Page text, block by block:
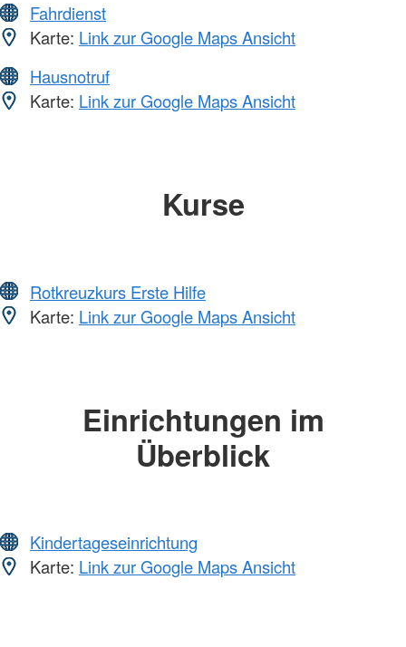
Fahrdienst
Karte: Link zur Google Maps Ansicht
Hausnotruf
Karte: Link zur Google Maps Ansicht
Kurse
Rotkreuzkurs Erste Hilfe
Karte: Link zur Google Maps Ansicht
Einrichtungen im
Überblick
Kindertageseinrichtung
Karte: Link zur Google Maps Ansicht